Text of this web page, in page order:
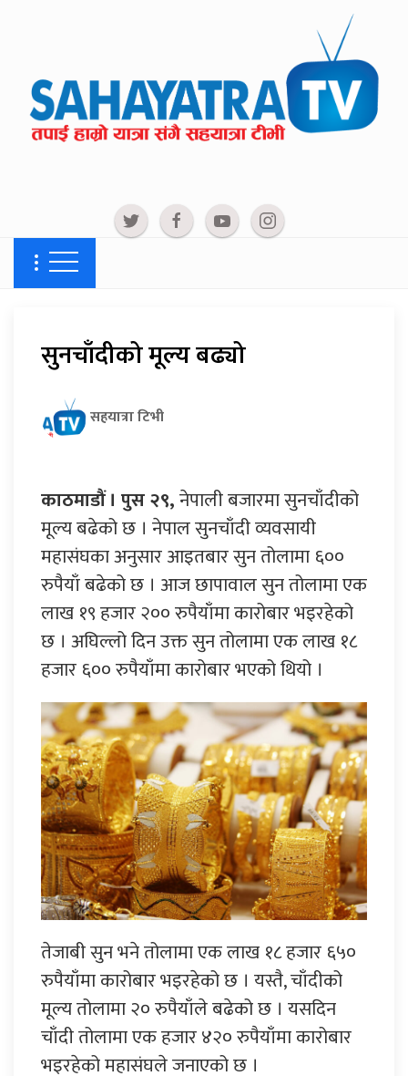
सुनचाँदीको मूल्य बढ्यो
सहयात्रा टिभी
काठमाडौं । पुस २९,नेपाली बजारमा सुनचाँदीको
मूल्य बढेको छ । नेपाल सुनचाँदी व्यवसायी
महासंघका अनुसार आइतबार सुन तोलामा ६००
रुपैयाँ बढेको छ । आज छापावाल सुन तोलामा एक
लाख १९ हजार २०० रुपैयाँमा कारोबार भइरहेको
छ । अघिल्लो दिन उक्त सुन तोलामा एक लाख १८
हजार ६०० रुपैयाँमा कारोबार भएको थियो ।
तेजाबी सुन भने तोलामा एक लाख १८ हजार ६५०
रुपैयाँमा कारोबार भइरहेको छ । यस्तै, चाँदीको
मूल्य तोलामा २० रुपैयाँले बढेको छ । यसदिन
चाँदी तोलामा एक हजार ४२० रुपैयाँमा कारोबार
भइरहेको महासंघले जनाएको छ ।